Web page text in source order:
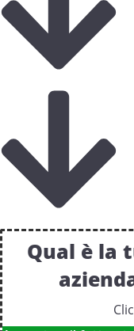
Qual è la